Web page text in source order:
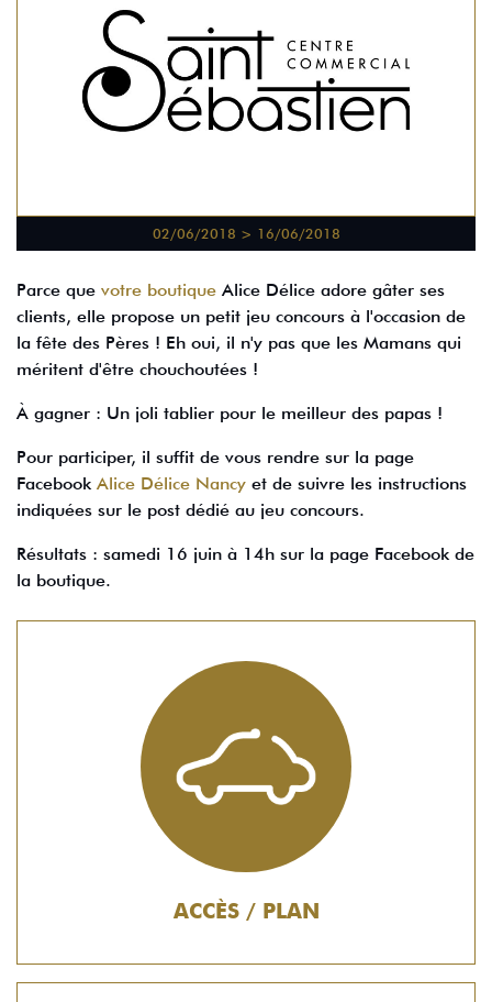
02/06/2018 > 16/06/2018
Parce que votre boutique Alice Délice adore gâter ses
clients, elle propose un petit jeu concours à l'occasion de
la fête des Pères ! Eh oui, il n'y pas que les Mamans qui
méritent d'être chouchoutées !
À gagner : Un joli tablier pour le meilleur des papas !
Pour participer, il suffit de vous rendre sur la page
Facebook Alice Délice Nancy et de suivre les instructions
indiquées sur le post dédié au jeu concours.
Résultats : samedi 16 juin à 14h sur la page Facebook de
la boutique.
ACCÈS / PLAN